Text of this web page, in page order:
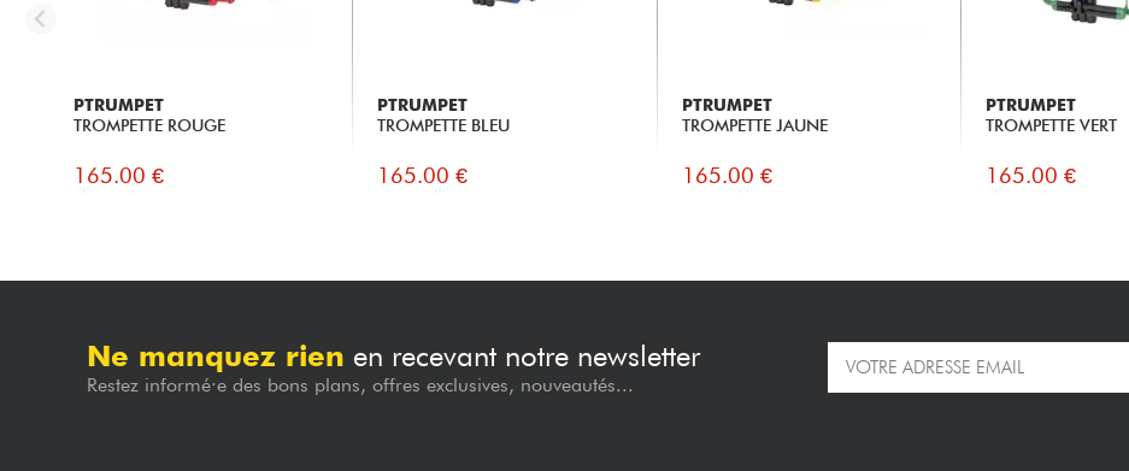
PTRUMPET
TROMPETTE ROUGE
165.00 €
PTRUMPET
TROMPETTE BLEU
165.00 €
PTRUMPET
TROMPETTE JAUNE
165.00 €
PTRUMPET
TROMPETTE VERT
165.00 €
Ne manquez rien en recevant notre newsletter
Restez informé·e des bons plans, offres exclusives, nouveautés...